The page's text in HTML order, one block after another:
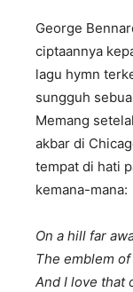
George
ciptaannya
lagu hymn
sungguh
Memang
akbar di
tempat di hati
kemana-mana:
On a hill far
The emblem
And I love that